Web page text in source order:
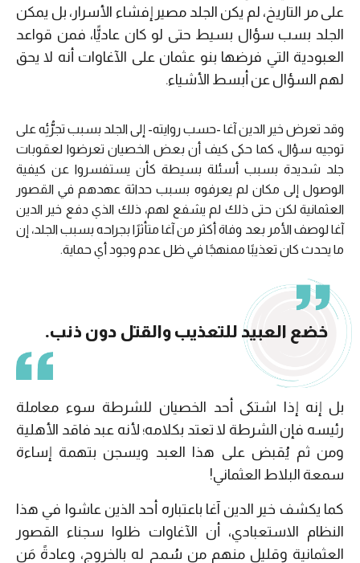
على مر التاريخ، لم يكن الجلد مصير إفشاء الأسرار، بل يمكن
الجلد بسب سؤال بسيط حتى لو كان عاديًّا، فمن قواعد
العبودية التي فرضها بنو عثمان على الآغاوات أنه لا يحق
لهم السؤال عن أبسط الأشياء.
وقد تعرض خير الدين آغا -حسب روايته- إلى الجلد بسبب تجرُّئِه على
توجيه سؤال، كما حكى كيف أن بعض الخصيان تعرضوا لعقوبات
جلد شديدة بسبب أسئلة بسيطة كأن يستفسروا عن كيفية
الوصول إلى مكان لم يعرفوه بسبب حداثة عهدهم في القصور
العثمانية لكن حتى ذلك لم يشفع لهم، ذلك الذي دفع خير الدين
آغا لوصف الأمر بعد وفاة أكثر من آغا متأثرًا بجراحه بسبب الجلد، إن
ما يحدث كان تعذيبًا ممنهجًا في ظل عدم وجود أي حماية.
خضع العبيد للتعذيب والقتل دون ذنب.
بل إنه إذا اشتكى أحد الخصيان للشرطة سوء معاملة
رئيسه فإن الشرطة لا تعتد بكلامه؛ لأنه عبد فاقد الأهلية
ومن ثم يُقبض على هذا العبد ويسجن بتهمة إساءة
سمعة البلاط العثماني!
كما يكشف خير الدين آغا باعتباره أحد الذين عاشوا في هذا
النظام الاستعبادي، أن الآغاوات ظلوا سجناء القصور
العثمانية وقليل منهم من سُمح له بالخروج، وعادةً مَن